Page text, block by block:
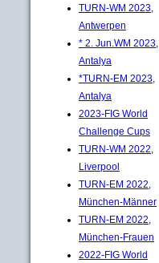
TURN-WM 2023,
Antwerpen
* 2. Jun.WM 2023,
Antalya
*TURN-EM 2023,
Antalya
2023-FIG World
Challenge Cups
TURN-WM 2022,
Liverpool
TURN-EM 2022,
München-Männer
TURN-EM 2022,
München-Frauen
2022-FIG World